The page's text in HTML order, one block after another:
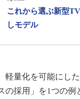
これから選ぶ新型
しモデル
量化を可能にし
の採用」を1つの